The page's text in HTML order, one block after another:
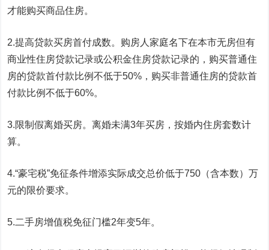
才能购买商品住房。
2.提高贷款买房首付成数。购房人家庭名下在本市无房但有
商业性住房贷款记录或公积金住房贷款记录的，购买普通住
房的贷款首付款比例不低于50%，购买非普通住房的贷款首
付款比例不低于60%。
3.限制假离婚买房。离婚未满3年买房，按婚内住房套数计
算。
4.“豪宅税”免征条件增添实际成交总价低于750（含本数）万
元的限价要求。
5.二手房增值税免征门槛2年变5年。